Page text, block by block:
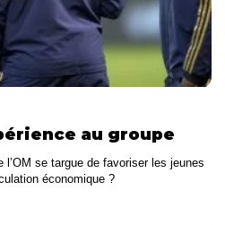
au groupe
l’OM se targue de favoriser les jeunes
économique ?